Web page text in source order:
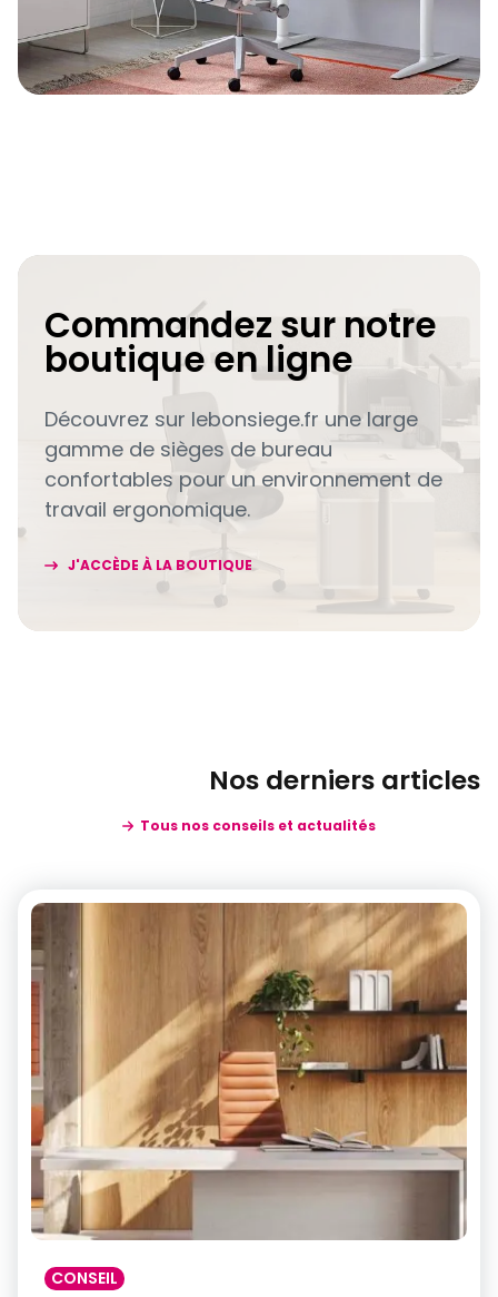
Commandez sur notre
boutique en ligne
Découvrez sur lebonsiege.fr une large
gamme de sièges de bureau
confortables pour un environnement de
travail ergonomique.
J'ACCÈDE À LA BOUTIQUE
Nos derniers articles
Tous nos conseils et actualités
CONSEIL